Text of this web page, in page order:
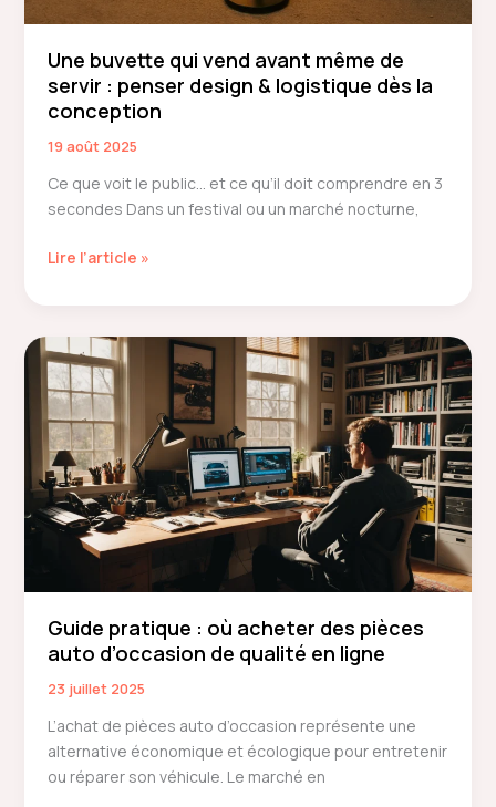
Une buvette qui vend avant même de
servir : penser design & logistique dès la
conception
19 août 2025
Ce que voit le public… et ce qu’il doit comprendre en 3
secondes Dans un festival ou un marché nocturne,
Une
vend
avant
même
de
servir
:
penser
design
logistique
conception
Lire l’article »
Guide pratique : où acheter des pièces
auto d’occasion de qualité en ligne
23 juillet 2025
L’achat de pièces auto d’occasion représente une
alternative économique et écologique pour entretenir
ou réparer son véhicule. Le marché en